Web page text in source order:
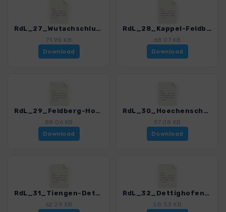
RdL_27_Wutachschlucht-Kappel_4515_1.gpx
71.95 KB
Download
RdL_28_Kappel-Feldberg_4515_1.gpx
68.07 KB
Download
RdL_29_Feldberg-Hoechenschwand_4515_1.gpx
88.06 KB
Download
RdL_30_Hoechenschwand-Tiengen_4515_1.gpx
57.08 KB
Download
RdL_31_Tiengen-Dettighofen_4515_1.gpx
62.29 KB
RdL_32_Dettighofen-Schaffhausen_4515_1.gpx
58.53 KB